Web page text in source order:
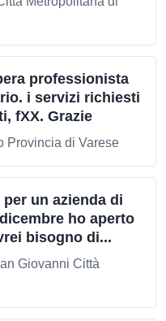
professionista
i servizi richiesti
fXX. Grazie
Provincia di Varese
un azienda di
ho aperto
bisogno di...
Giovanni Città